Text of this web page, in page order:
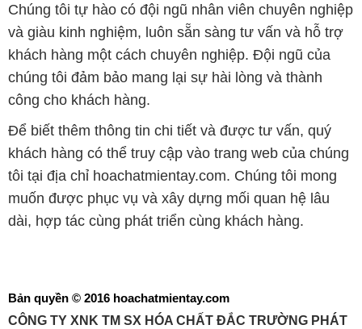
Chúng tôi tự hào có đội ngũ nhân viên chuyên nghiệp
và giàu kinh nghiệm, luôn sẵn sàng tư vấn và hỗ trợ
khách hàng một cách chuyên nghiệp. Đội ngũ của
chúng tôi đảm bảo mang lại sự hài lòng và thành
công cho khách hàng.
Để biết thêm thông tin chi tiết và được tư vấn, quý
khách hàng có thể truy cập vào trang web của chúng
tôi tại địa chỉ hoachatmientay.com. Chúng tôi mong
muốn được phục vụ và xây dựng mối quan hệ lâu
dài, hợp tác cùng phát triển cùng khách hàng.
Bản quyền © 2016 hoachatmientay.com
CÔNG TY XNK TM SX HÓA CHẤT ĐẮC TRƯỜNG PHÁT